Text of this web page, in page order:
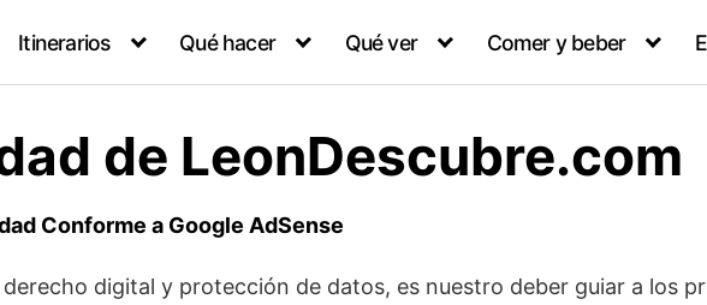
Itinerarios Qué hacer Qué ver Comer y beber
de LeonDescubre.com
Conforme a Google AdSense
digital y protección de datos, es nuestro deber guiar a los